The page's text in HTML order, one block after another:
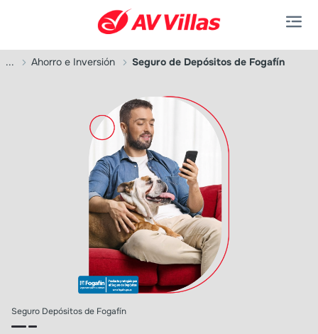
Saltar al contenido principal
... Ahorro e Inversión Seguro de Depósitos de Fogafín
Seguro Depósitos de Fogafín